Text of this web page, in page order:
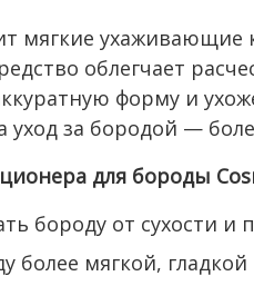
мягкие
облегчает
форму и
уход за бородой —
для бороды
бороду от сухости
более мягкой,